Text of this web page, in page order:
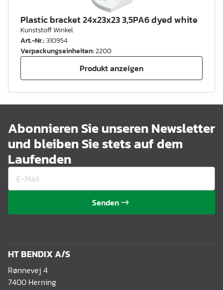
Plastic bracket 24x23x23 3,5PA6 dyed white
Kunststoff Winkel
Art.-Nr.:310954
Verpackungseinheiten:2200
Produkt anzeigen
Abonnieren Sie unseren Newsletter
und bleiben Sie stets auf dem
Laufenden
Senden
HT BENDIX A/S
Rønnevej 4
7400 Herning